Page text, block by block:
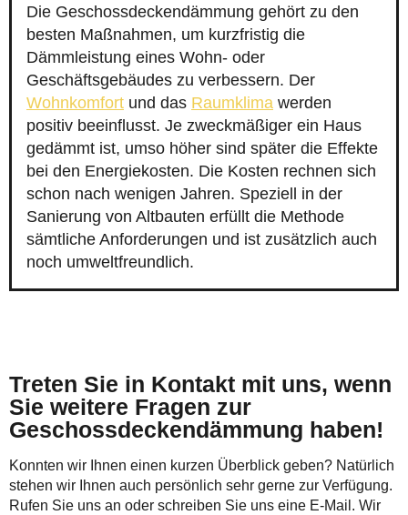
Die Geschossdeckendämmung gehört zu den
besten Maßnahmen, um kurzfristig die
Dämmleistung eines Wohn- oder
Geschäftsgebäudes zu verbessern. Der
Wohnkomfort und das Raumklima werden
positiv beeinflusst. Je zweckmäßiger ein Haus
gedämmt ist, umso höher sind später die Effekte
bei den Energiekosten. Die Kosten rechnen sich
schon nach wenigen Jahren. Speziell in der
Sanierung von Altbauten erfüllt die Methode
sämtliche Anforderungen und ist zusätzlich auch
noch umweltfreundlich.
Treten Sie in Kontakt mit uns, wenn
Sie weitere Fragen zur
Geschossdeckendämmung haben!
Konnten wir Ihnen einen kurzen Überblick geben? Natürlich
stehen wir Ihnen auch persönlich sehr gerne zur Verfügung.
Rufen Sie uns an oder schreiben Sie uns eine E-Mail. Wir